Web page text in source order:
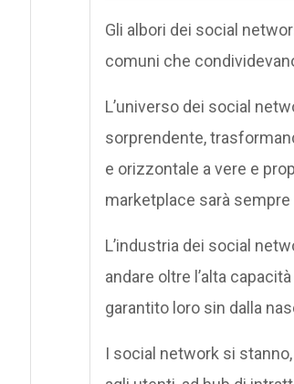
Gli albori dei social
comuni che
L’universo dei social
sorprendente,
e orizzontale a vere e
marketplace sarà sempre
L’industria dei social
andare oltre l’alta capacità
garantito loro sin dalla
I social network si